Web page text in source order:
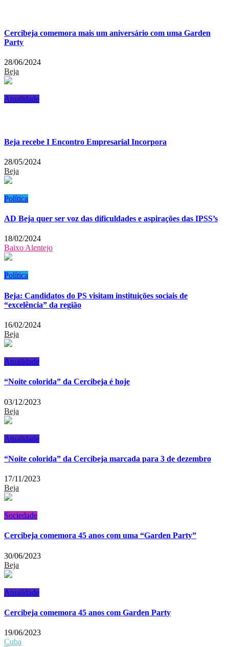
Cercibeja comemora mais um aniversário com uma Garden
Party
28/06/2024
Beja
Atualidade
Beja recebe I Encontro Empresarial Incorpora
28/05/2024
Beja
Política
AD Beja quer ser voz das dificuldades e aspirações das IPSS’s
18/02/2024
Baixo Alentejo
Política
Beja: Candidatos do PS visitam instituições sociais de
“excelência” da região
16/02/2024
Beja
Atualidade
“Noite colorida” da Cercibeja é hoje
03/12/2023
Beja
Atualidade
“Noite colorida” da Cercibeja marcada para 3 de dezembro
17/11/2023
Beja
Sociedade
Cercibeja comemora 45 anos com uma “Garden Party”
30/06/2023
Beja
Atualidade
Cercibeja comemora 45 anos com Garden Party
19/06/2023
Cuba